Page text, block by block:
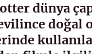
dünya
doğal